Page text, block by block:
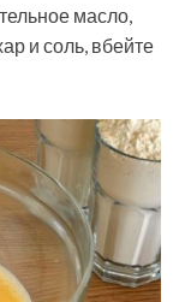
масло,
и соль, вбейте